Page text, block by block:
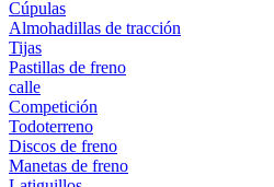
Cúpulas
Almohadillas de tracción
Tijas
Pastillas de freno
calle
Competición
Todoterreno
Discos de freno
Manetas de freno